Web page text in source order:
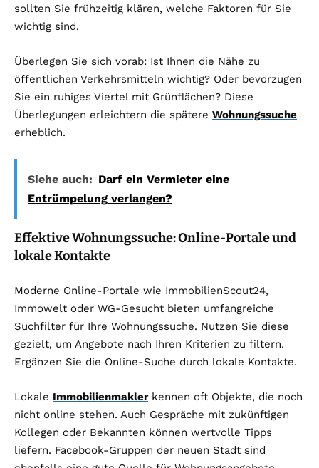
sollten Sie frühzeitig klären, welche Faktoren für Sie
wichtig sind.
Überlegen Sie sich vorab: Ist Ihnen die Nähe zu
öffentlichen Verkehrsmitteln wichtig? Oder bevorzugen
Sie ein ruhiges Viertel mit Grünflächen? Diese
Überlegungen erleichtern die spätere Wohnungssuche
erheblich.
Siehe auch: Darf ein Vermieter eine
Entrümpelung verlangen?
Effektive Wohnungssuche: Online-Portale und
lokale Kontakte
Moderne Online-Portale wie ImmobilienScout24,
Immowelt oder WG-Gesucht bieten umfangreiche
Suchfilter für Ihre Wohnungssuche. Nutzen Sie diese
gezielt, um Angebote nach Ihren Kriterien zu filtern.
Ergänzen Sie die Online-Suche durch lokale Kontakte.
Lokale Immobilienmaklerkennen oft Objekte, die noch
nicht online stehen. Auch Gespräche mit zukünftigen
Kollegen oder Bekannten können wertvolle Tipps
liefern. Facebook-Gruppen der neuen Stadt sind